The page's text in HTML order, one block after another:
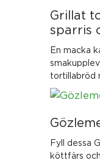
Grillat
sparris
En macka
tortillabröd
Fyll dessa
köttfärs